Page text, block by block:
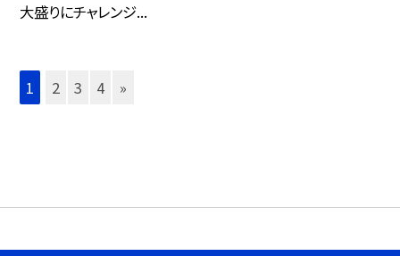
大盛りにチャレンジ...
1 2 3 4 »